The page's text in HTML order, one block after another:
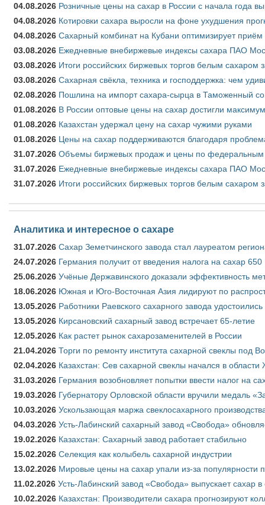
04.08.2026 Розничные цены на сахар в России с начала года
04.08.2026 Котировки сахара выросли на фоне ухудшения
04.08.2026 Сахарный комбинат на Кубани оптимизирует приём
03.08.2026 Ежедневные внебиржевые индексы сахара ПАО
03.08.2026 Итоги российских биржевых торгов белым сахаром
03.08.2026 Сахарная свёкла, техника и господдержка: чем
02.08.2026 Пошлина на импорт сахара-сырца в Таможенный
01.08.2026 В России оптовые цены на сахар достигли
01.08.2026 Казахстан удержал цену на сахар чужими руками
01.08.2026 Цены на сахар поддерживаются благодаря
31.07.2026 Объемы биржевых продаж и цены по федеральным
31.07.2026 Ежедневные внебиржевые индексы сахара ПАО
31.07.2026 Итоги российских биржевых торгов белым сахаром
Аналитика и интересное о сахаре
31.07.2026 Сахар Земетчинского завода стал лауреатом
24.07.2026 Германия получит от введения налога на сахар
25.06.2026 Учёные Державинского доказали эффективность
18.06.2026 Южная и Юго-Восточная Азия лидируют по
13.05.2026 Работники Раевского сахарного завода удостоились
13.05.2026 Кирсановский сахарный завод встречает 65-летие
12.05.2026 Как растет рынок сахарозаменителей в России
21.04.2026 Торги по ремонту института сахарной свеклы под
02.04.2026 Казахстан: Сев сахарной свеклы начался в области
31.03.2026 Германия возобновляет попытки ввести налог на
19.03.2026 Губернатору Орловской области вручили медаль
10.03.2026 Ускользающая маржа свеклосахарного
04.03.2026 Усть-Лабинский сахарный завод «Свобода»
19.02.2026 Казахстан: Сахарный завод работает стабильно
15.02.2026 Селекция как колыбель сахарной индустрии
13.02.2026 Мировые цены на сахар упали из-за популярности
11.02.2026 Усть-Лабинский завод «Свобода» выпускает сахар в
10.02.2026 Казахстан: Производители сахара прогнозируют